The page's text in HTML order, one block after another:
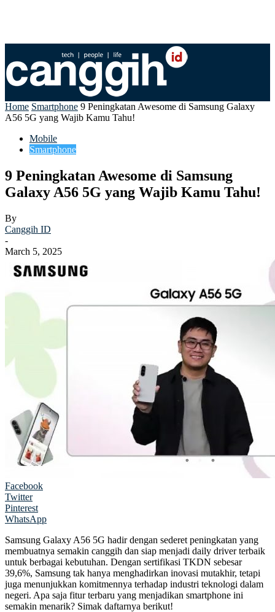
Home Smartphone 9 Peningkatan Awesome di Samsung Galaxy
A56 5G yang Wajib Kamu Tahu!
Mobile
Smartphone
9 Peningkatan Awesome di Samsung
Galaxy A56 5G yang Wajib Kamu Tahu!
By
Canggih ID
-
March 5, 2025
Facebook
Twitter
Pinterest
WhatsApp
Samsung Galaxy A56 5G hadir dengan sederet peningkatan yang
membuatnya semakin canggih dan siap menjadi daily driver terbaik
untuk berbagai kebutuhan. Dengan sertifikasi TKDN sebesar
39,6%, Samsung tak hanya menghadirkan inovasi mutakhir, tetapi
juga menunjukkan komitmennya terhadap industri teknologi dalam
negeri. Apa saja fitur terbaru yang menjadikan smartphone ini
semakin menarik? Simak daftarnya berikut!